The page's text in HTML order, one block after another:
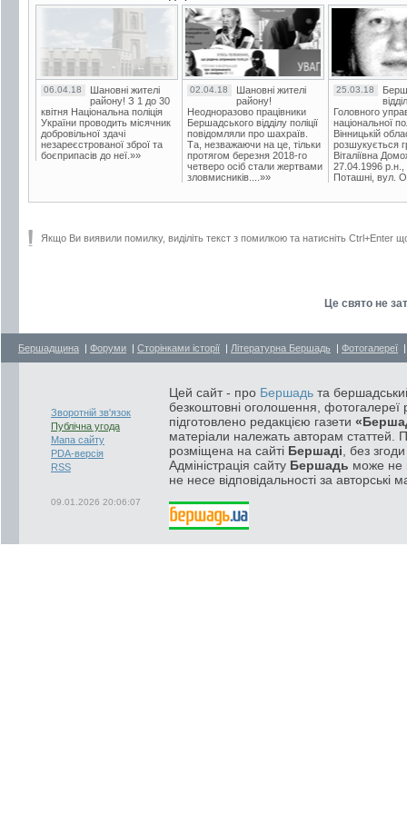
06.04.18
Шановні жителі
району! З 1 до 30
квітня Національна поліція
України проводить місячник
добровільної здачі
незареєстрованої зброї та
боєприпасів до неї.»»
02.04.18
Шановні жителі
району!
Неодноразово працівники
Бершадського відділу поліції
повідомляли про шахраїв.
Та, незважаючи на це, тільки
протягом березня 2018-го
четверо осіб стали жертвами
зловмисників....»»
25.03.18
Головного
національної
Вінницькій
розшукується
Віталіївна
27.04.1996 р.н.,
Поташні, вул.
Якщо Ви виявили помилку, виділіть текст з помилкою та натисніть Ctrl+Enter
Це свято не
Бершадщина | Форуми | Сторінками історії | Літературна Бершадь | Фотогалереї
Зворотній зв'язок
Публічна угода
Мапа сайту
PDA-версія
RSS
09.01.2026 20:06:07
Цей сайт - про Бершадь та
безкоштовні оголошення, фотогалереї
підготовлено редакцією газети
матеріали належать авторам статтей.
розміщена на сайті Бершаді , без
Адміністрація сайту Бершадь може не
не несе відповідальності за авторські